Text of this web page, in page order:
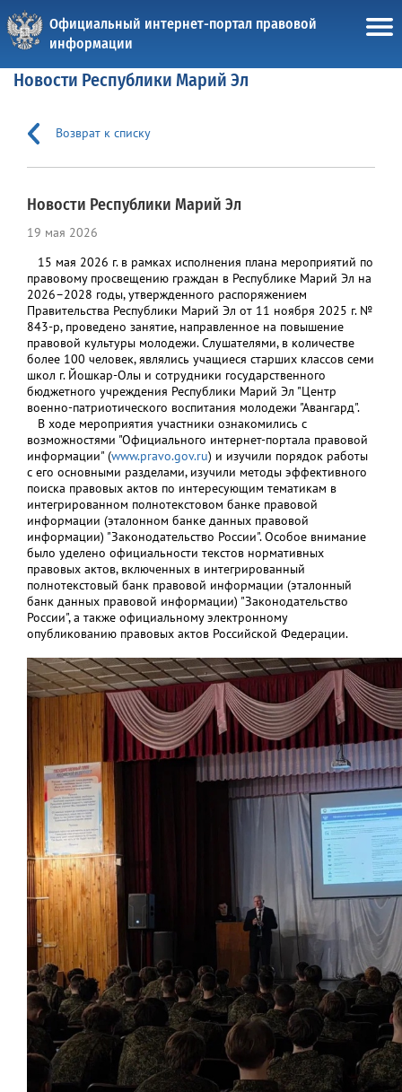
Официальный интернет-портал правовой
информации
Новости Республики Марий Эл
Возврат к списку
Новости Республики Марий Эл
19 мая 2026
15 мая 2026 г. в рамках исполнения плана мероприятий по
правовому просвещению граждан в Республике Марий Эл на
2026–2028 годы, утвержденного распоряжением
Правительства Республики Марий Эл от 11 ноября 2025 г. №
843-р, проведено занятие, направленное на повышение
правовой культуры молодежи. Слушателями, в количестве
более 100 человек, являлись учащиеся старших классов семи
школ г. Йошкар-Олы и сотрудники государственного
бюджетного учреждения Республики Марий Эл "Центр
военно-патриотического воспитания молодежи "Авангард".
В ходе мероприятия участники ознакомились с
возможностями "Официального интернет-портала правовой
информации" (www.pravo.gov.ru) и изучили порядок работы
с его основными разделами, изучили методы эффективного
поиска правовых актов по интересующим тематикам в
интегрированном полнотекстовом банке правовой
информации (эталонном банке данных правовой
информации) "Законодательство России". Особое внимание
было уделено официальности текстов нормативных
правовых актов, включенных в интегрированный
полнотекстовый банк правовой информации (эталонный
банк данных правовой информации) "Законодательство
России", а также официальному электронному
опубликованию правовых актов Российской Федерации.